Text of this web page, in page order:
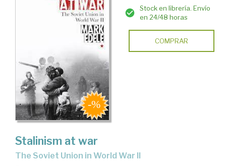
Stock en librería. Envío
en 24/48 horas
COMPRAR
Stalinism at war
the Soviet Union in World War II